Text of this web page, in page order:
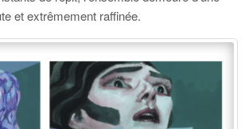
et extrêmement raffinée.